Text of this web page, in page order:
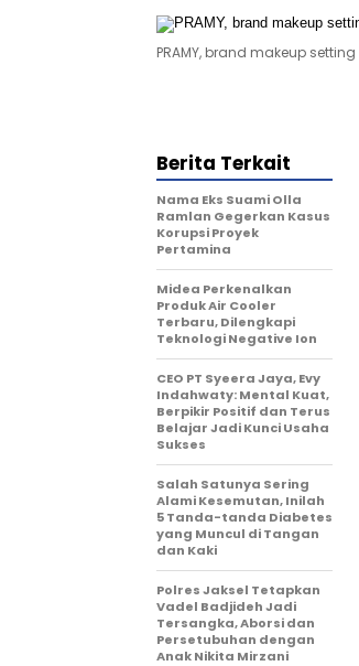
PRAMY, brand makeup
Berita Terkait
Nama Eks Suami Olla
Ramlan Gegerkan Kasus
Korupsi Proyek
Pertamina
Midea Perkenalkan
Produk Air Cooler
Terbaru, Dilengkapi
Teknologi Negative Ion
CEO PT Syeera Jaya, Evy
Indahwaty: Mental Kuat,
Berpikir Positif dan Terus
Belajar Jadi Kunci Usaha
Sukses
Salah Satunya Sering
Alami Kesemutan, Inilah
5 Tanda-tanda Diabetes
yang Muncul di Tangan
dan Kaki
Polres Jaksel Tetapkan
Vadel Badjideh Jadi
Tersangka, Aborsi dan
Persetubuhan dengan
Anak Nikita Mirzani